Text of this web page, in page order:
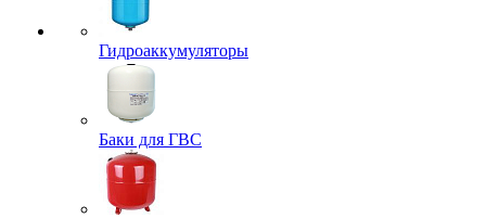
Гидроаккумуляторы
Баки для ГВС